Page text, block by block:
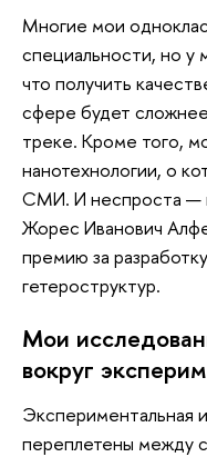
Многие мои
специальности, но у
что получить
сфере будет
треке. Кроме того,
нанотехнологии, о
СМИ. И неспроста —
Жорес Иванович
премию за
гетероструктур.
Мои
вокруг
Экспериментальная
переплетены между